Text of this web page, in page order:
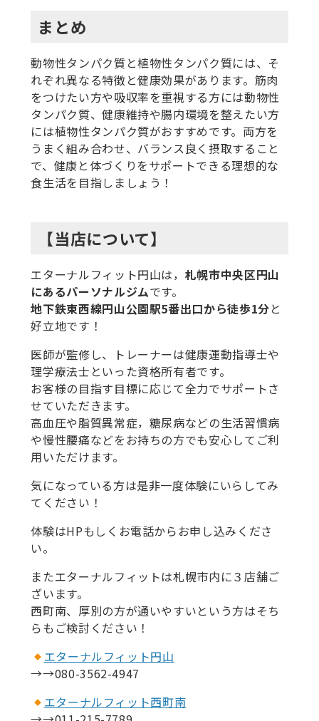
まとめ
動物性タンパク質と植物性タンパク質には、そ
れぞれ異なる特徴と健康効果があります。筋肉
をつけたい方や吸収率を重視する方には動物性
タンパク質、健康維持や腸内環境を整えたい方
には植物性タンパク質がおすすめです。両方を
うまく組み合わせ、バランス良く摂取すること
で、健康と体づくりをサポートできる理想的な
食生活を目指しましょう！
【当店について】
エターナルフィット円山は， 札幌市中央区円山
にあるパーソナルジムです。
地下鉄東西線円山公園駅5番出口から徒歩1分と
好立地です！
医師が監修し、トレーナーは健康運動指導士や
理学療法士といった資格所有者です。
お客様の目指す目標に応じて全力でサポートさ
せていただきます。
高血圧や脂質異常症，糖尿病などの生活習慣病
や慢性腰痛などをお持ちの方でも安心してご利
用いただけます。
気になっている方は是非一度体験にいらしてみ
てください！
体験はHPもしくお電話からお申し込みくださ
い。
またエターナルフィットは札幌市内に３店舗ご
ざいます。
西町南、厚別の方が通いやすいという方はそち
らもご検討ください！
エターナルフィット円山
→→080-3562-4947
エターナルフィット西町南